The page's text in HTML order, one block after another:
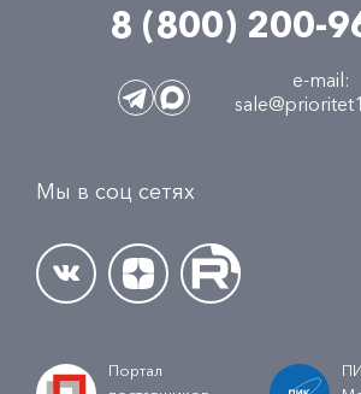
8 (800) 200-
e-mail:
Мы в соц сетях
Портал